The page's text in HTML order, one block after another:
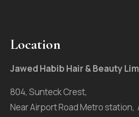
Location
Jawed Habib Hair & Beauty
804, Sunteck Crest,
Near Airport Road Metro station,